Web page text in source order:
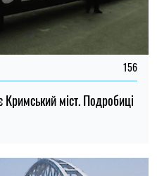
156
Кримський міст. Подробиці